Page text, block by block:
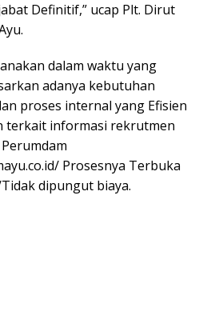
Definitif,” ucap Plt. Dirut
dalam waktu yang
adanya kebutuhan
proses internal yang Efisien
terkait informasi rekrutmen
Prosesnya Terbuka
dipungut biaya.